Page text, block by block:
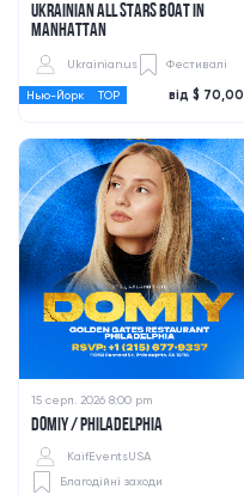
UKRAINIAN ALL STARS BOAT IN
MANHATTAN
Ukrainian.us Фестивалі
Нью-Йорк TOP від $ 70,00
15 серп. 2026 8:00 pm
DOMIY / PHILADELPHIA
KaifEventsUSA
Благодійні заходи